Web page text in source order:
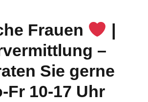
Frauen
|
–
Sie gerne
Fr 10-17 Uhr